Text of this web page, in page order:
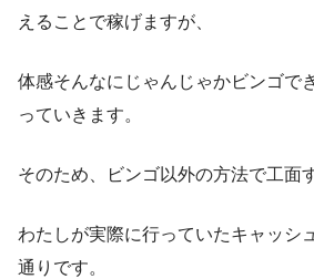
えることで稼げますが、
体感そんなにじゃんじゃかビンゴで
っていきます。
そのため、ビンゴ以外の方法で工面
わたしが実際に行っていたキャッシ
通りです。